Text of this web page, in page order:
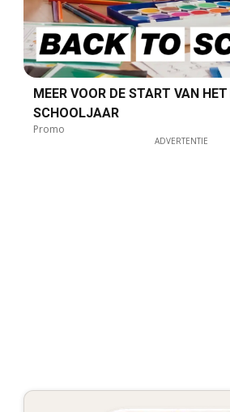
MEER VOOR DE START VAN HET
SCHOOLJAAR
Promo
ADVERTENTIE